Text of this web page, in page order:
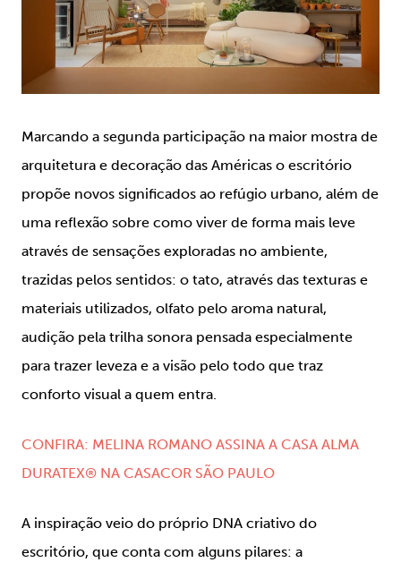
Marcando a segunda participação na maior mostra de
arquitetura e decoração das Américas o escritório
propõe novos significados ao refúgio urbano, além de
uma reflexão sobre como viver de forma mais leve
através de sensações exploradas no ambiente,
trazidas pelos sentidos: o tato, através das texturas e
materiais utilizados, olfato pelo aroma natural,
audição pela trilha sonora pensada especialmente
para trazer leveza e a visão pelo todo que traz
conforto visual a quem entra.
CONFIRA: MELINA ROMANO ASSINA A CASA ALMA
DURATEX® NA CASACOR SÃO PAULO
A inspiração veio do próprio DNA criativo do
escritório, que conta com alguns pilares: a